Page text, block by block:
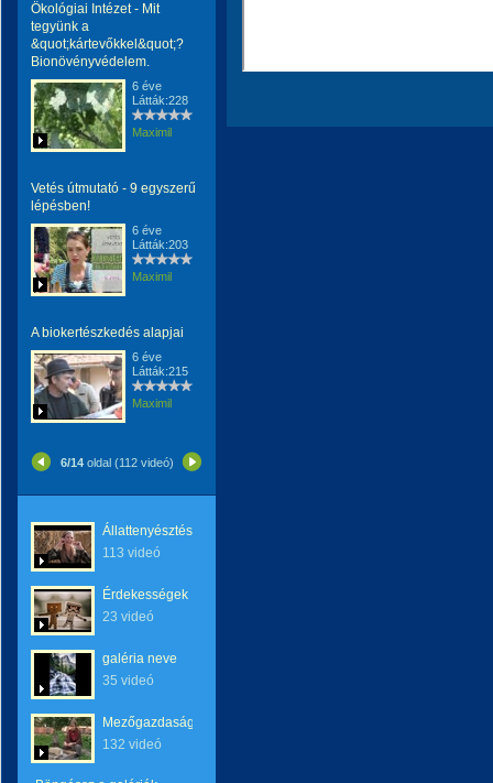
Ökológiai Intézet - Mit
tegyünk a
&quot;kártevőkkel&quot;?
Bionövényvédelem.
6 éve
Látták:228
Maximil
Vetés útmutató - 9 egyszerű
lépésben!
6 éve
Látták:203
Maximil
A biokertészkedés alapjai
6 éve
Látták:215
Maximil
6/14oldal (112 videó)
Állattenyésztés
113 videó
Érdekességek
23 videó
galéria neve
35 videó
Mezőgazdaság
132 videó